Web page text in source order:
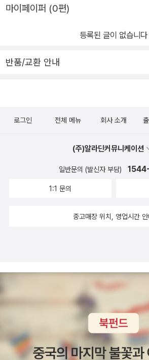
마이페이퍼 (0편)
등록된 글이 없습니다
반품/교환 안내
로그인 전체 메뉴 회사 소개
(주)알라딘커뮤니케이션
일반문의 (발신자 부담)
1:1 문의
중고매장 위치, 영업시간 안